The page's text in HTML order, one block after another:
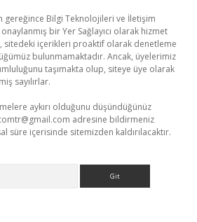
gereğince Bilgi Teknolojileri ve İletişim
bir Yer Sağlayıcı olarak hizmet
sitedeki içerikleri proaktif olarak denetleme
bulunmamaktadır. Ancak, üyelerimiz
taşımakta olup, siteye üye olarak
sayılırlar.
aykırı olduğunu düşündüğünüz
adresine bildirmeniz
süre içerisinde sitemizden kaldırılacaktır.